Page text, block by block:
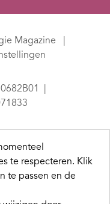
Magazine
te respecteren. Klik
te passen en de